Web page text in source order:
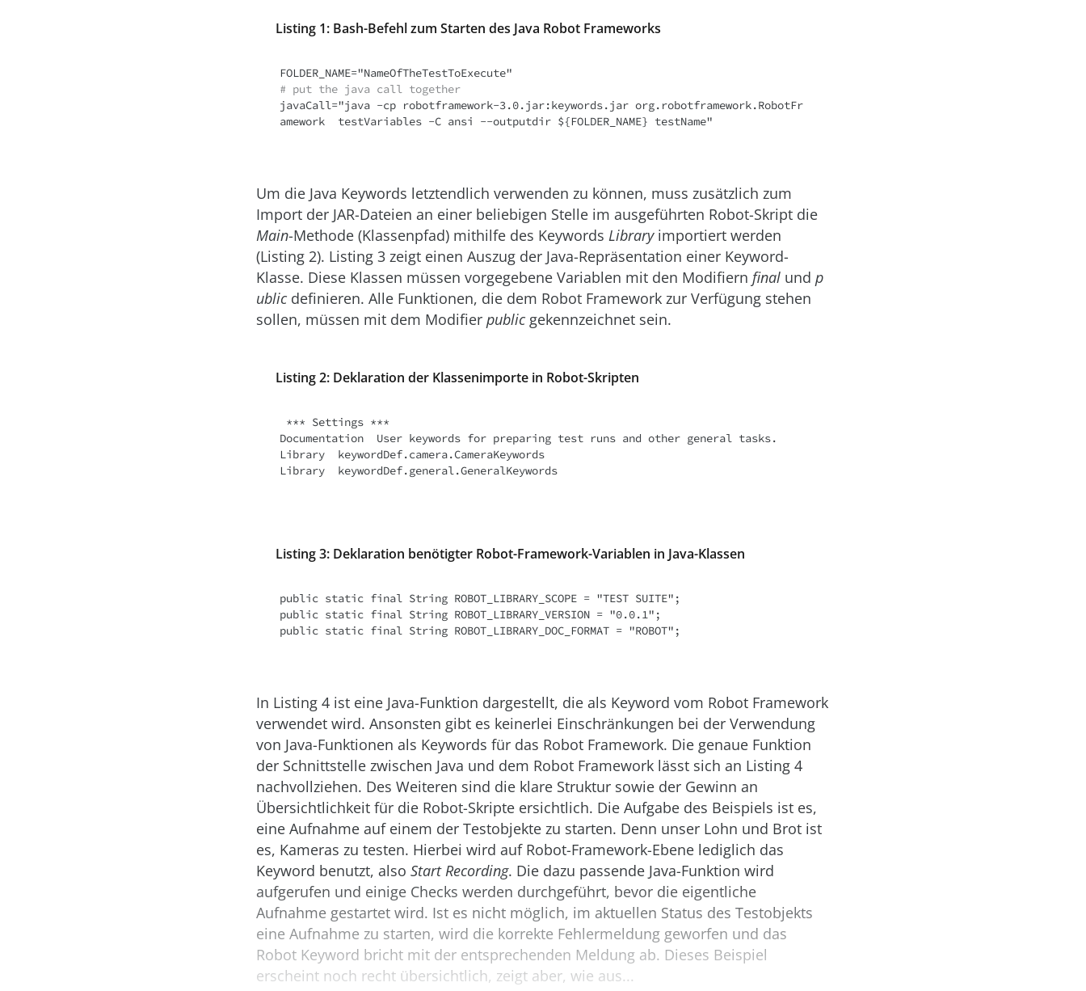
Listing 1: Bash-Befehl zum Starten des Java Robot Frameworks
# put the java call together
javaCall="java -cp robotframework-3.0.jar:keywords.jar org.robotframework.RobotFr
amework  testVariables -C ansi --outputdir ${FOLDER_NAME} testName"
Um die Java Keywords letztendlich verwenden zu können, muss zusätzlich zum
Import der JAR-Dateien an einer beliebigen Stelle im ausgeführten Robot-Skript die
Main-Methode (Klassenpfad) mithilfe des Keywords Libraryimportiert werden
(Listing 2). Listing 3 zeigt einen Auszug der Java-Repräsentation einer Keyword-
Klasse. Diese Klassen müssen vorgegebene Variablen mit den Modifiern final und p
ublicdefinieren. Alle Funktionen, die dem Robot Framework zur Verfügung stehen
sollen, müssen mit dem Modifier publicgekennzeichnet sein.
Listing 2: Deklaration der Klassenimporte in Robot-Skripten
Documentation  User keywords for preparing test runs and other general tasks.
Library  keywordDef.camera.CameraKeywords
Library  keywordDef.general.GeneralKeywords
Listing 3: Deklaration benötigter Robot-Framework-Variablen in Java-Klassen
public static final String ROBOT_LIBRARY_SCOPE = "TEST SUITE";
public static final String ROBOT_LIBRARY_VERSION = "0.0.1";
public static final String ROBOT_LIBRARY_DOC_FORMAT = "ROBOT";
In Listing 4 ist eine Java-Funktion dargestellt, die als Keyword vom Robot Framework
verwendet wird. Ansonsten gibt es keinerlei Einschränkungen bei der Verwendung
von Java-Funktionen als Keywords für das Robot Framework. Die genaue Funktion
der Schnittstelle zwischen Java und dem Robot Framework lässt sich an Listing 4
nachvollziehen. Des Weiteren sind die klare Struktur sowie der Gewinn an
Übersichtlichkeit für die Robot-Skripte ersichtlich. Die Aufgabe des Beispiels ist es,
eine Aufnahme auf einem der Testobjekte zu starten. Denn unser Lohn und Brot ist
es, Kameras zu testen. Hierbei wird auf Robot-Framework-Ebene lediglich das
Keyword benutzt, also Start Recording. Die dazu passende Java-Funktion wird
aufgerufen und einige Checks werden durchgeführt, bevor die eigentliche
Aufnahme gestartet wird. Ist es nicht möglich, im aktuellen Status des Testobjekts
eine Aufnahme zu starten, wird die korrekte Fehlermeldung geworfen und das
Robot Keyword bricht mit der entsprechenden Meldung ab. Dieses Beispiel
erscheint noch recht übersichtlich, zeigt aber, wie aus...